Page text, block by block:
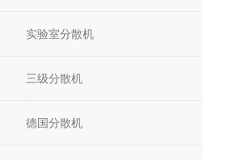
实验室分散机
三级分散机
德国分散机